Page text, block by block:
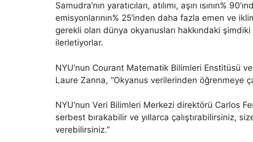
Samudra’nın yaratıcıları, atılımı, aşırı ısının%
emisyonlarının% 25’inden daha fazla emen ve
gerekli olan dünya okyanusları hakkındaki şimdiki
ilerletiyorlar.
NYU’nun Courant Matematik Bilimleri Enstitüsü
Laure Zanna, “Okyanus verilerinden öğrenmeye
NYU’nun Veri Bilimleri Merkezi direktörü Carlos
serbest bırakabilir ve yıllarca çalıştırabilirsiniz,
verebilirsiniz.”